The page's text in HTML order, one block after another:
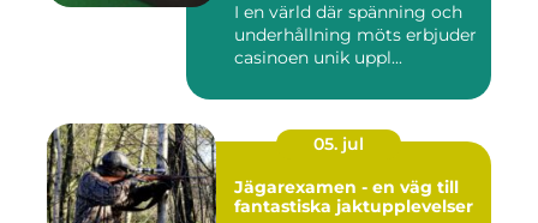
I en värld där spänning och
underhållning möts erbjuder
casinoen unik uppl...
05. jul
Jägarexamen - en väg till
fantastiska jaktupplevelser